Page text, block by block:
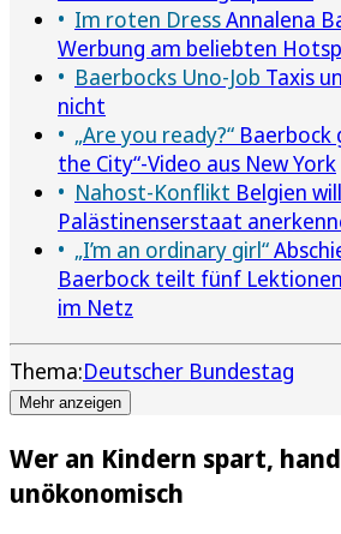
Im roten DressAnnalena
Werbung am beliebten
Baerbocks Uno-Job Taxis
nicht
„Are you ready?“ Baerbock
the City“-Video aus New York
Nahost-Konflikt Belgien will
Palästinenserstaat
„I’m an ordinary girl“
Baerbock teilt fünf
im Netz
Thema:Deutscher Bundestag
Mehr anzeigen
Wer an Kindern spart,
unökonomisch